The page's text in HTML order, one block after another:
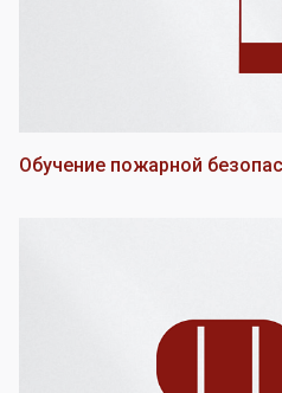
Обучение пожарной